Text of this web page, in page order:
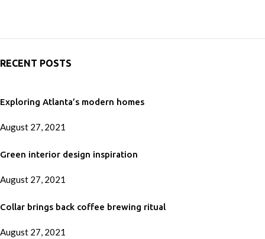
RECENT POSTS
Exploring Atlanta’s modern homes
August 27, 2021
Green interior design inspiration
August 27, 2021
Collar brings back coffee brewing ritual
August 27, 2021